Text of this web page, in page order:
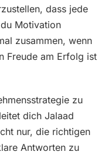
dass jede
Motivation
zusammen, wenn
Freude am Erfolg ist
zu
dich Jalaad
nur, die richtigen
Antworten zu